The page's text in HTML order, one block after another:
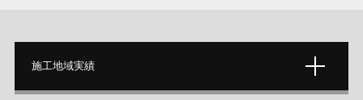
施工地域実績